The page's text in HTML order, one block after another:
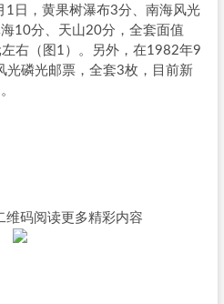
日，黄果树瀑布3分、南海风光
10分、天山20分，全套面值
右（图1）。另外，在1982年9
光磷光邮票，全套3枚，目前新
维码阅读更多精彩内容